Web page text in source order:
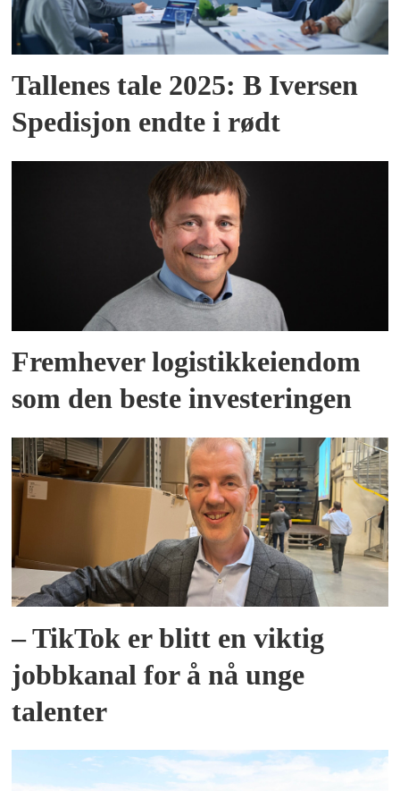
Tallenes tale 2025: B Iversen
Spedisjon endte i rødt
Fremhever logistikkeiendom
som den beste investeringen
– TikTok er blitt en viktig
jobbkanal for å nå unge
talenter